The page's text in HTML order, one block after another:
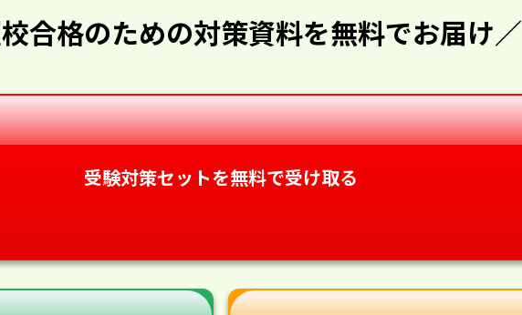
合格のための対策資料を無料でお届け／
受験対策セットを無料で受け取る